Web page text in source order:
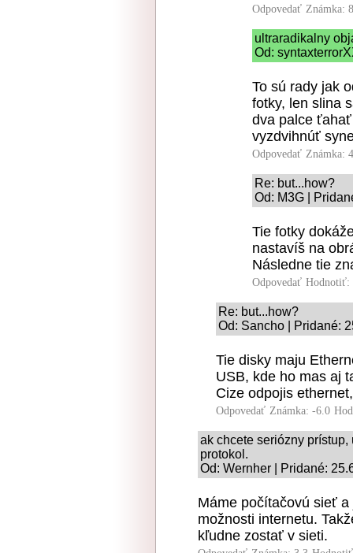
Odpovedať Známka:
ultraradikalny
Od:
To sú rady jak
fotky, len slina
dva palce
vyzdvihnúť
Odpovedať Známka:
Re: but...how?
Od: M3G |
Tie fotky
nastavíš na
Následne tie
Odpovedať Hodnotiť:
Re: but...how?
Od: Sancho | Pridané:
Tie disky maju
USB, kde ho mas aj
Cize odpojis
Odpovedať Známka: -6.0
ak chcete seriózny
protokol.
Od: Wernher | Pridané:
Máme počítačovú sieť
možnosti internetu.
kľudne zostať v sieti.